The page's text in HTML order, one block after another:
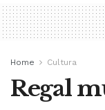
Home Cultura
Regal